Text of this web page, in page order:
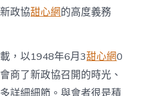
政協甜心網的高度義務
，以1948年6月3甜心網0
商了新政協召開的時光、
詳細細節。與會者很是積